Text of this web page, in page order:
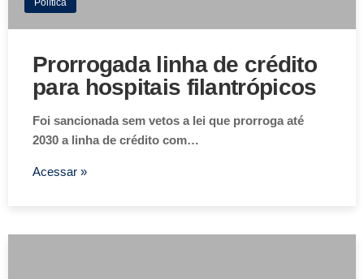
Política
Prorrogada linha de crédito
para hospitais filantrópicos
Foi sancionada sem vetos a lei que prorroga até
2030 a linha de crédito com…
Acessar »